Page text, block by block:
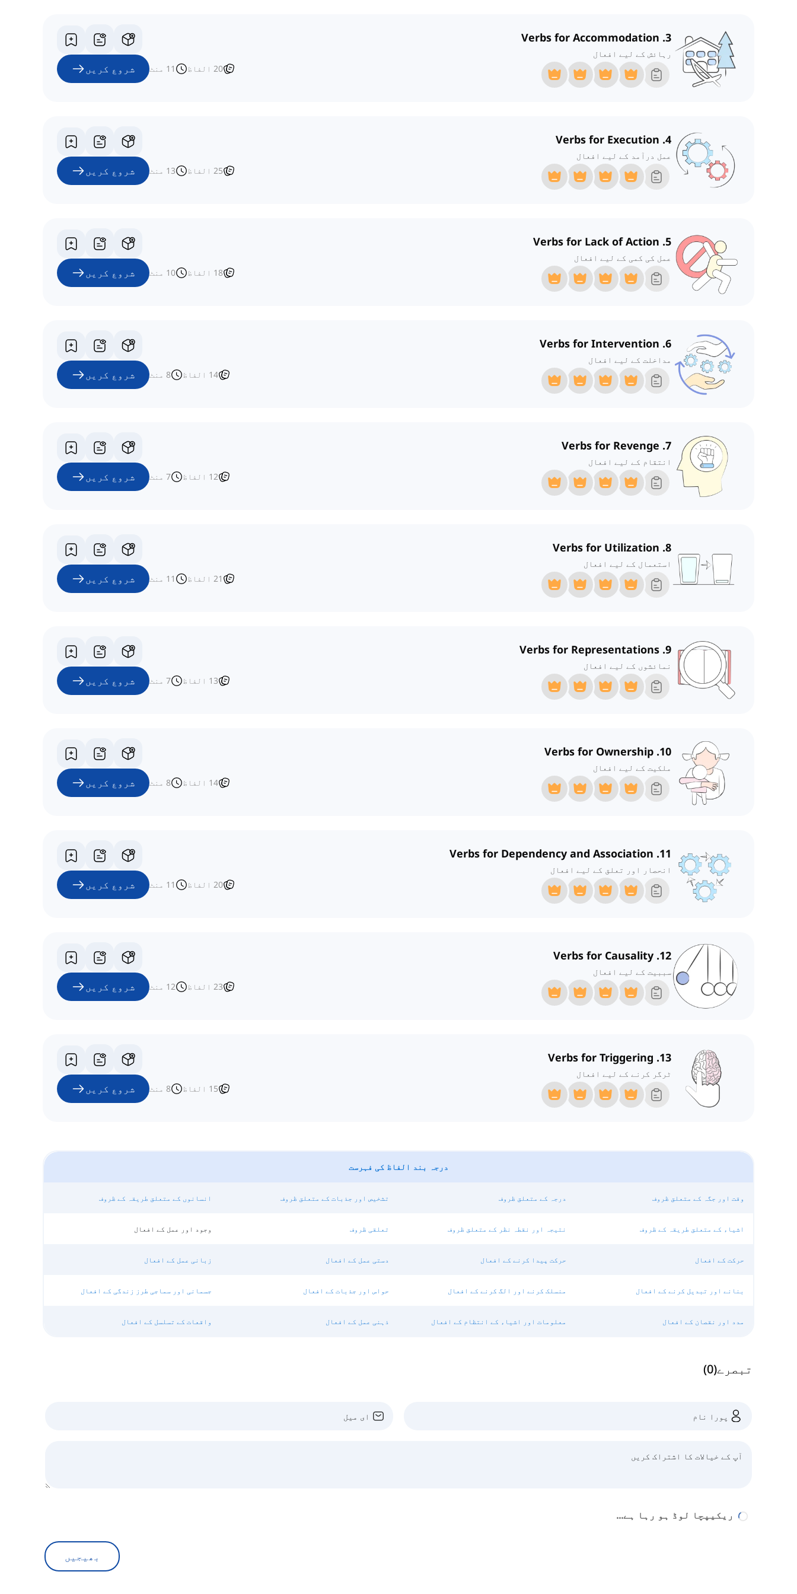
3. Verbs for Accommodation
رہائش کے لیے افعال
20 الفاظ 11 منٹ شروع کریں
4. Verbs for Execution
عمل درآمد کے لیے افعال
25 الفاظ 13 منٹ شروع کریں
5. Verbs for Lack of Action
عمل کی کمی کے لیے افعال
18 الفاظ 10 منٹ شروع کریں
6. Verbs for Intervention
مداخلت کے لیے افعال
14 الفاظ 8 منٹ شروع کریں
7. Verbs for Revenge
انتقام کے لیے افعال
12 الفاظ 7 منٹ شروع کریں
8. Verbs for Utilization
استعمال کے لیے افعال
21 الفاظ 11 منٹ شروع کریں
9. Verbs for Representations
نمائشوں کے لیے افعال
13 الفاظ 7 منٹ شروع کریں
10. Verbs for Ownership
ملکیت کے لیے افعال
14 الفاظ 8 منٹ شروع کریں
11. Verbs for Dependency and Association
انحصار اور تعلق کے لیے افعال
20 الفاظ 11 منٹ شروع کریں
12. Verbs for Causality
سببیت کے لیے افعال
23 الفاظ 12 منٹ شروع کریں
13. Verbs for Triggering
ٹرگر کرنے کے لیے افعال
15 الفاظ 8 منٹ شروع کریں
درجہ بند الفاظ کی فہرست
وقت اور جگہ کے متعلق ظروف درجہ کے متعلق ظروف تشخیص اور جذبات کے متعلق ظروف انسانوں کے متعلق طریقہ کے ظروف
اشیاء کے متعلق طریقہ کے ظروف نتیجہ اور نقطہ نظر کے متعلق ظروف تعلقی ظروف وجود اور عمل کے افعال
حرکت کے افعال حرکت پیدا کرنے کے افعال دستی عمل کے افعال زبانی عمل کے افعال
بنانے اور تبدیل کرنے کے افعال منسلک کرنے اور الگ کرنے کے افعال حواس اور جذبات کے افعال جسمانی اور سماجی طرز زندگی کے افعال
مدد اور نقصان کے افعال معلومات اور اشیاء کے انتظام کے افعال ذہنی عمل کے افعال واقعات کے تسلسل کے افعال
تبصرے(
0
)
ریکیپچا لوڈ ہو رہا ہے...
بھیجیں